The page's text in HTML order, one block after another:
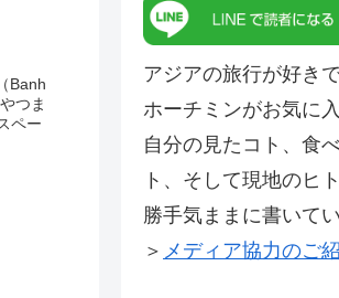
Banh
つま
ペー
アジアの旅行が好き
ホーチミンがお気に
自分の見たコト、食
ト、そして現地のヒ
勝手気ままに書いてい
＞ メディア協力のご